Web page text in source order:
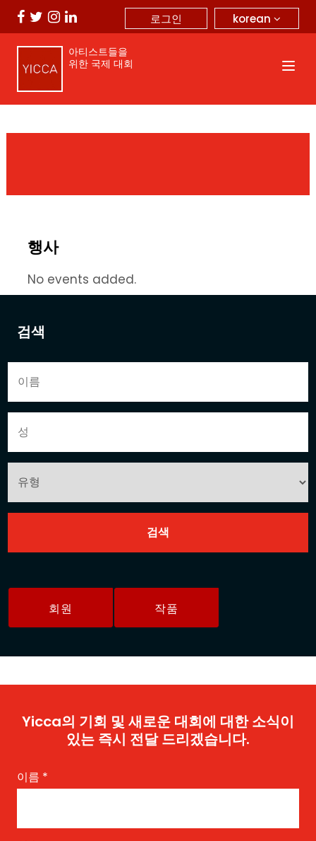
korean
로그인
아티스트들을
위한 국제 대회
검색
회원 작품
행사
No events added.
Yicca의 기회 및 새로운 대회에 대한 소식이
있는 즉시 전달 드리겠습니다.
이름 *